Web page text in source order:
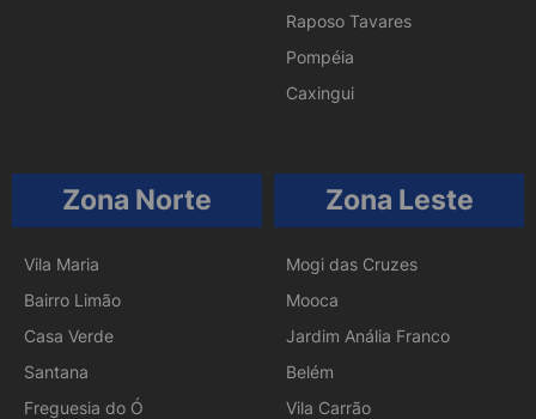
Raposo Tavares
Pompéia
Caxingui
Zona Norte
Vila Maria
Bairro Limão
Casa Verde
Santana
Freguesia do Ó
Zona Leste
Mogi das Cruzes
Mooca
Jardim Anália Franco
Belém
Vila Carrão